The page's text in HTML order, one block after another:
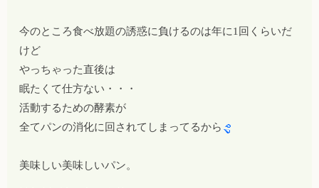
今のところ食べ放題の誘惑に負けるのは年に1回くらいだ
けど
やっちゃった直後は
眠たくて仕方ない・・・
活動するための酵素が
全てパンの消化に回されてしまってるから
美味しい美味しいパン。